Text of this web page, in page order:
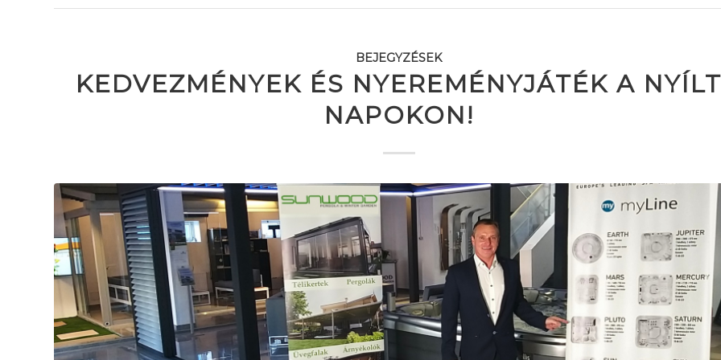
BEJEGYZÉSEK
KEDVEZMÉNYEK ÉS NYEREMÉNYJÁTÉK A
NAPOKON!